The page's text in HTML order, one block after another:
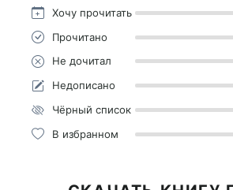
Хочу прочитать
Прочитано
Не дочитал
Недописано
Чёрный список
В избранном